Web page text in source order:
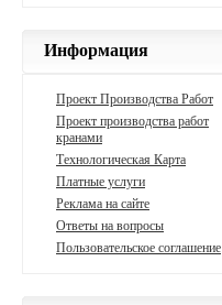
Информация
Проект Производства Работ
Проект производства работ
кранами
Технологическая Карта
Платные услуги
Реклама на сайте
Ответы на вопросы
Пользовательское соглашение